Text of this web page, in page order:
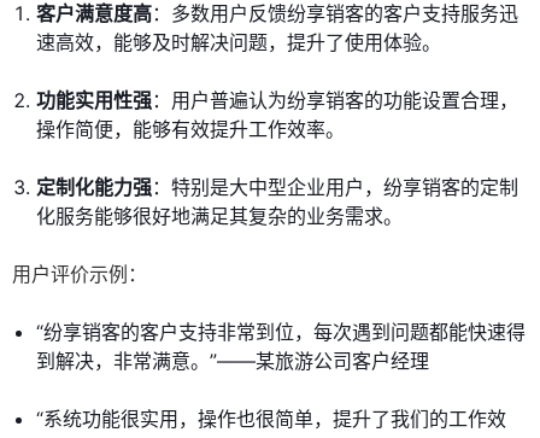
客户满意度高：多数用户反馈纷享销客的客户支持服务迅
速高效，能够及时解决问题，提升了使用体验。
功能实用性强：用户普遍认为纷享销客的功能设置合理，
操作简便，能够有效提升工作效率。
定制化能力强：特别是大中型企业用户，纷享销客的定制
化服务能够很好地满足其复杂的业务需求。
用户评价示例：
“纷享销客的客户支持非常到位，每次遇到问题都能快速得
到解决，非常满意。”——某旅游公司客户经理
“系统功能很实用，操作也很简单，提升了我们的工作效